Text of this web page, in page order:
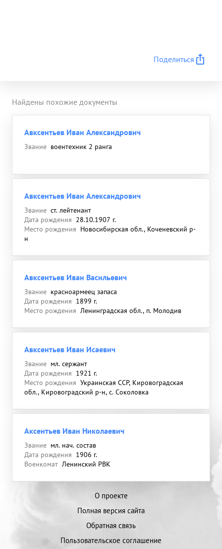
Поделиться
Найдены похожие документы
Авксентьев Иван Александрович
Звание воентехник 2 ранга
Авксентьев Иван Александрович
Звание ст. лейтенант
Дата рождения 28.10.1907 г.
Место рождения Новосибирская обл., Коченевский р-
н
Авксентьев Иван Васильевич
Звание красноармеец запаса
Дата рождения 1899 г.
Место рождения Ленинградская обл., п. Молодив
Авксентьев Иван Исаевич
Звание мл. сержант
Дата рождения 1921 г.
Место рождения Украинская ССР, Кировоградская
обл., Кировоградский р-н, с. Соколовка
Аксентьев Иван Николаевич
Звание мл. нач. состав
Дата рождения 1906 г.
Военкомат Ленинский РВК
О проекте
Полная версия сайта
Обратная связь
Пользовательское соглашение